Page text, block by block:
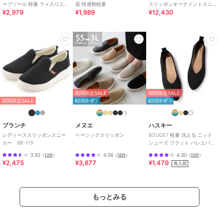
ーブソール 軽量 ラメ入りニッ
ト スリッポン
¥2,979
底 快適靴軽量
¥1,989
スリッポンオーナメントスニ
ーカー
¥12,430
期間限定SALE
ブランチ
レディーススリッポンスニー
カー BR-179
3.92 （13件）
¥2,475
期間限定SALE
¥200ｸｰﾎﾟﾝ
メヌエ
ベーシックスリッポン
4.06 （16件）
¥3,877
期間限定SALE
¥200ｸｰﾎﾟﾝ
ハスキー
BOUQET 軽量 洗える ニット
シューズ フラット バレエパン
4.30（10件）
¥1,479 再入荷
もっとみる